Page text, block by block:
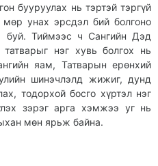
бууруулах нь тэртэй тэргүй
унах эрсдэл бий болгоно
буй. Тиймээс ч Сангийн Дэд
нэг хувь болгох нь
яам, Татварын ерөнхий
шинэчлэлд жижиг, дунд
тодорхой босго хүртэл нэг
зэрэг арга хэмжээ уг нь
мөн ярьж байна.